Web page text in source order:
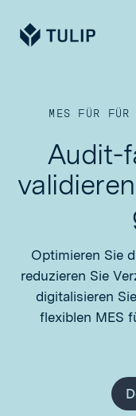
Tulip
MES FÜR FÜR
Audit-
Optimieren Sie
reduzieren Sie
digitalisieren
flexiblen MES